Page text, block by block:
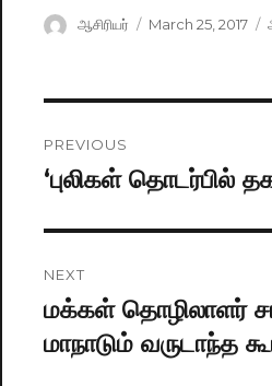
Author
ஆசிரியர்
Posted
March 25, 2017
navigation
PREVIOUS
Previous
‘புலிகள் தொடர்பில்
NEXT
Next
post:
மக்கள் தொழிலாளர்
மாநாடும் வருடாந்த